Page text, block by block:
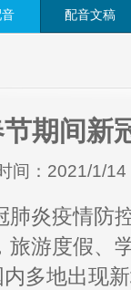
配音文稿
期间新
间：2021/1/14
炎疫情防
旅游度假、
多地出现